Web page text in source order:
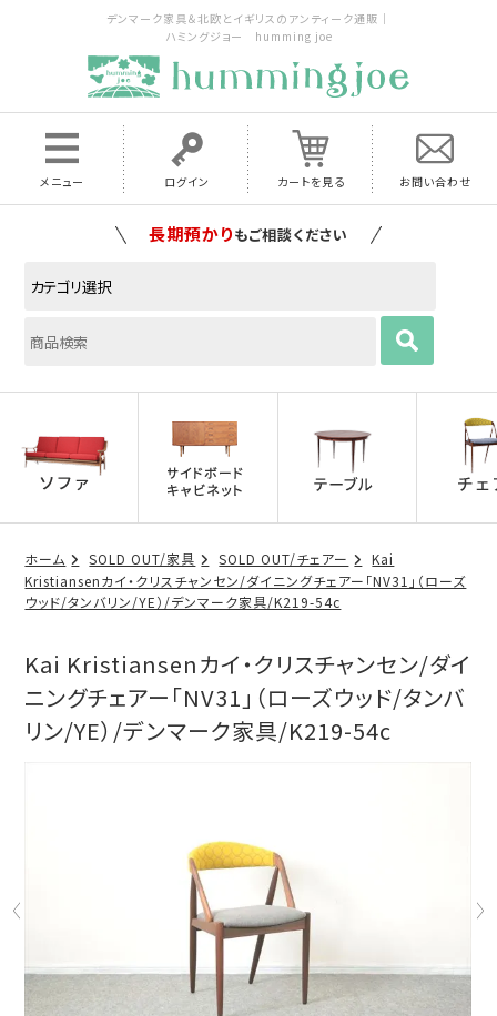
デンマーク家具＆北欧とイギリスのアンティーク通販｜
ハミングジョー humming joe
メニュー ログイン カートを見る お問い合わせ
家具の配送料は全国当店で負担いたします
ホーム SOLD OUT/家具 SOLD OUT/チェアー
Kai
Kristiansenカイ・クリスチャンセン/ダイニングチェアー「NV31」（ローズ
ウッド/タンバリン/YE）/デンマーク家具/K219-54c
Kai Kristiansenカイ・クリスチャンセン/ダイ
ニングチェアー「NV31」（ローズウッド/タンバ
リン/YE）/デンマーク家具/K219-54c